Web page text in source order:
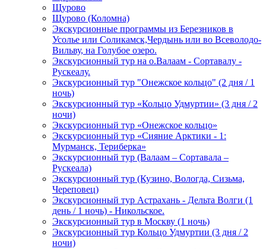
Щурово
Щурово (Коломна)
Экскурсионные программы из Березников в
Усолье или Соликамск,Чердынь или во Всеволодо-
Вильву, на Голубое озеро.
Экскурсионный тур на о.Валаам - Сортавалу -
Рускеалу.
Экскурсионный тур "Онежское кольцо" (2 дня / 1
ночь)
Экскурсионный тур «Кольцо Удмуртии» (3 дня / 2
ночи)
Экскурсионный тур «Онежское кольцо»
Экскурсионный тур «Сияние Арктики - 1:
Мурманск, Териберка»
Экскурсионный тур (Валаам – Сортавала –
Рускеала)
Экскурсионный тур (Кузино, Вологда, Сизьма,
Череповец)
Экскурсионный тур Астрахань - Дельта Волги (1
день / 1 ночь) - Никольское.
Экскурсионный тур в Москву (1 ночь)
Экскурсионный тур Кольцо Удмуртии (3 дня / 2
ночи)